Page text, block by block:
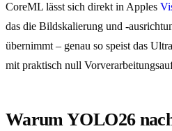
CoreML lässt sich direkt in Apples
das die Bildskalierung und -
übernimmt – genau so speist das
mit praktisch null
Warum YOLO26